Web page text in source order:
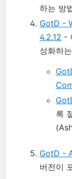
하는 방
GotD -
4.2.12 -
성화하
록
GotD -
버전이